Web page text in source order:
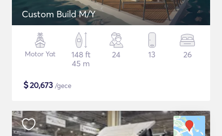
Custom Build M/Y
Motor Yat
148 ft
45 m
24 13 26
$20,673 /gece